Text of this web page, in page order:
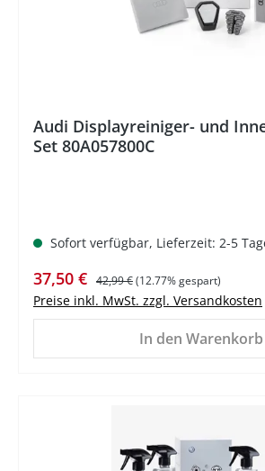
Audi Displayreiniger- und
Set 80A057800C
Sofort verfügbar, Lieferzeit: 2-5
Verkaufspreis:
37,50 € Regulärer Preis:
42,99 €(12.77% gespart)
Preise inkl. MwSt. zzgl. Versandkosten
In den Warenkorb